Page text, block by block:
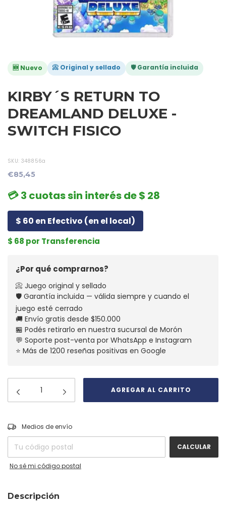
🆕 Nuevo 📀 Original y sellado 🛡️ Garantía incluida
KIRBY´S RETURN TO
DREAMLAND DELUXE -
SWITCH FISICO
SKU: 348856a
€85,45
💳 3 cuotas sin interés de $ 28
$ 60 en Efectivo (en el local)
$ 68 por Transferencia
¿Por qué comprarnos?
📀 Juego original y sellado
🛡️ Garantía incluida — válida siempre y cuando el
juego esté cerrado
🚚 Envío gratis desde $150.000
🏪 Podés retirarlo en nuestra sucursal de Morón
💬 Soporte post-venta por WhatsApp e Instagram
⭐ Más de 1200 reseñas positivas en Google
Entregas para el CP:
Medios de envío
CALCULAR
No sé mi código postal
Descripción